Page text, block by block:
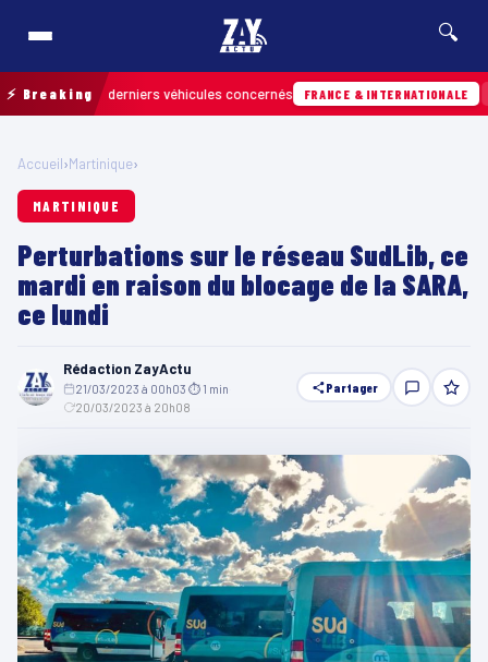
🔍
⚡ Breaking
les derniers véhicules concernés FRANCE & INTERNATIONALE Hier ·
Accueil›Martinique›
MARTINIQUE
Perturbations sur le réseau SudLib, ce
mardi en raison du blocage de la SARA,
ce lundi
Rédaction ZayActu
21/03/2023 à 00h03 ⏱ 1 min
20/03/2023 à 20h08
Partager